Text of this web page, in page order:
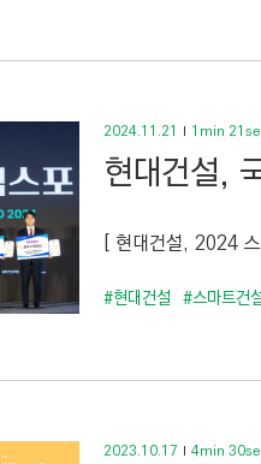
2024.11.21 1min
현대건설,
[ 현대건설, 2024
#현대건설 #스마트건
2023.10.17 4min